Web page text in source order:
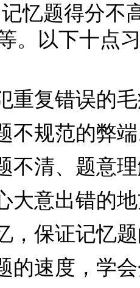
忆题得分不
。以下十点
重复错误的
不规范的弊
不清、题意
大意出错的
，保证记忆
的速度，学